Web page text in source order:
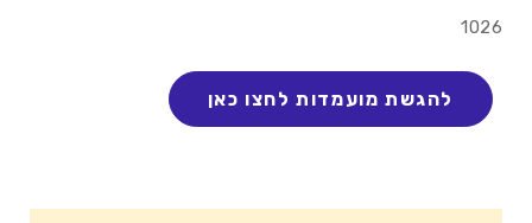
1026